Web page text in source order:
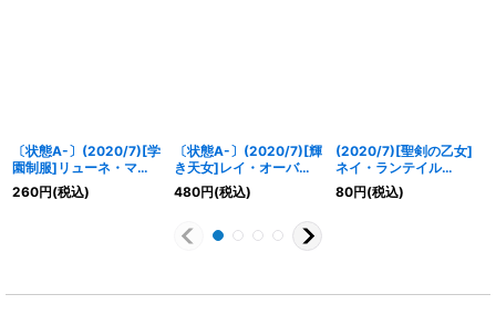
〔状態A-〕(2020/7)[学
園制服]リューネ・マト
(BSC37収録)【X】
{BSC31-X02}《黄》
260円(税込)
〔状態A-〕(2020/7)[輝
き天女]レイ・オーバ
【X】{BSC37-RVX01}
《黄》
480円(税込)
(2020/7)[聖剣の乙女]
ネイ・ランテイル
(BSC37収録)【R】
{LM16-D03}《黄》
80円(税込)